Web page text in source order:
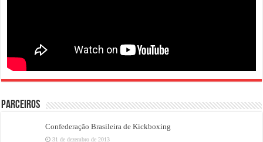
PARCEIROS
Confederação Brasileira de Kickboxing
31 de dezembro de 2013